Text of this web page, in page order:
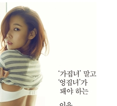
이다
단골 주스 11
긴장
씨에 대하여
하지?
길티 플레저, 죄책감 없이 먹기